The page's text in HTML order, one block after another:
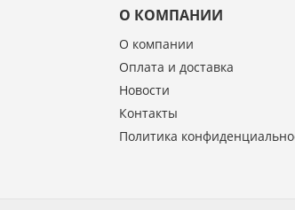
О КОМПАНИИ
О компании
Оплата и доставка
Новости
Контакты
Политика